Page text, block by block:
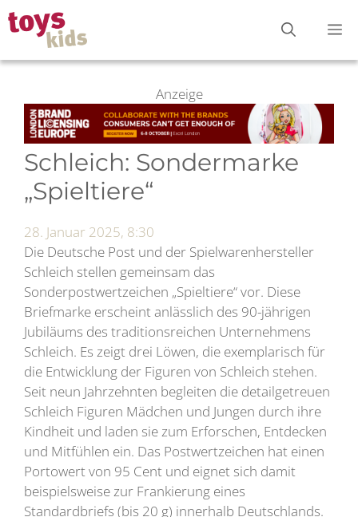
Zum
Inhalt
springen
Anzeige
Schleich: Sondermarke
„Spieltiere“
28. Januar 2025, 8:30
Die Deutsche Post und der Spielwarenhersteller
Schleich stellen gemeinsam das
Sonderpostwertzeichen „Spieltiere“ vor. Diese
Briefmarke erscheint anlässlich des 90-jährigen
Jubiläums des traditionsreichen Unternehmens
Schleich. Es zeigt drei Löwen, die exemplarisch für
die Entwicklung der Figuren von Schleich stehen.
Seit neun Jahrzehnten begleiten die detailgetreuen
Schleich Figuren Mädchen und Jungen durch ihre
Kindheit und laden sie zum Erforschen, Entdecken
und Mitfühlen ein. Das Postwertzeichen hat einen
Portowert von 95 Cent und eignet sich damit
beispielsweise zur Frankierung eines
Standardbriefs (bis 20 g) innerhalb Deutschlands.